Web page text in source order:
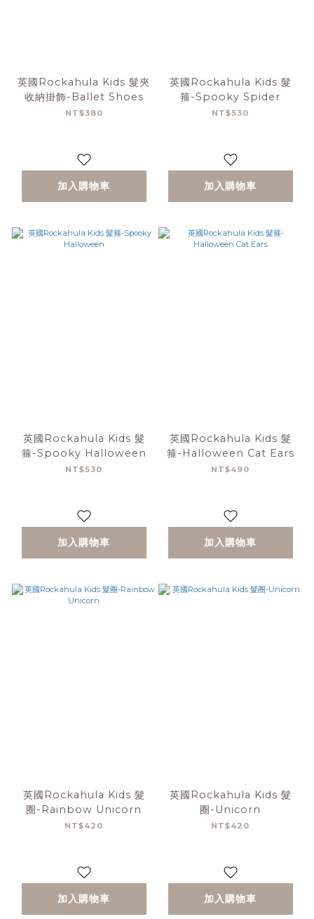
英國Rockahula Kids 髮夾
收納掛飾-Ballet Shoes
NT$380
加入購物車
英國Rockahula Kids 髮
箍-Spooky Spider
NT$530
加入購物車
英國Rockahula Kids 髮
箍-Spooky Halloween
NT$530
加入購物車
英國Rockahula Kids 髮
箍-Halloween Cat Ears
NT$490
加入購物車
英國Rockahula Kids 髮
圈-Rainbow Unicorn
NT$420
加入購物車
英國Rockahula Kids 髮
圈-Unicorn
NT$420
加入購物車